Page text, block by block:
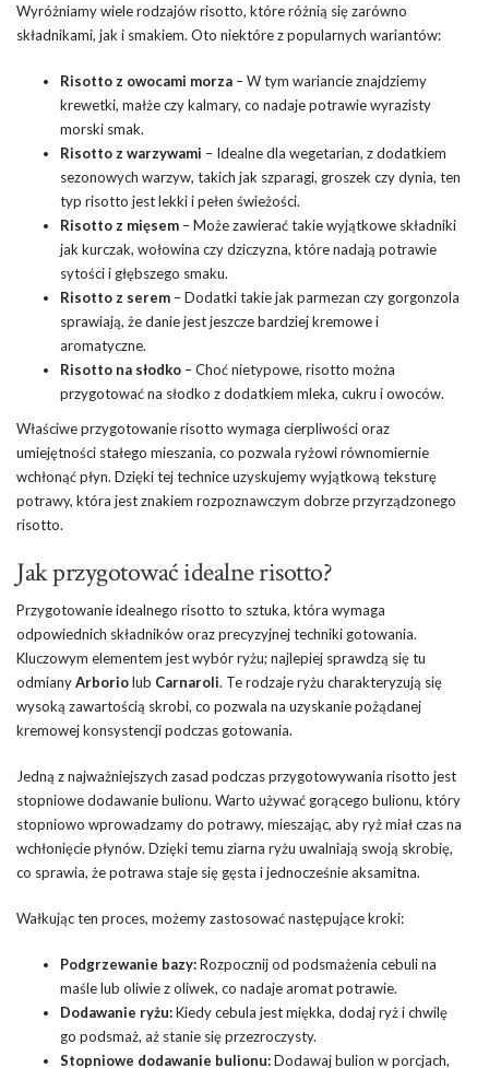
Wyróżniamy wiele rodzajów risotto, które różnią się zarówno
składnikami, jak i smakiem. Oto niektóre z popularnych wariantów:
Risotto z owocami morza – W tym wariancie znajdziemy
krewetki, małże czy kalmary, co nadaje potrawie wyrazisty
morski smak.
Risotto z warzywami – Idealne dla wegetarian, z dodatkiem
sezonowych warzyw, takich jak szparagi, groszek czy dynia, ten
typ risotto jest lekki i pełen świeżości.
Risotto z mięsem – Może zawierać takie wyjątkowe składniki
jak kurczak, wołowina czy dziczyzna, które nadają potrawie
sytości i głębszego smaku.
Risotto z serem – Dodatki takie jak parmezan czy gorgonzola
sprawiają, że danie jest jeszcze bardziej kremowe i
aromatyczne.
Risotto na słodko – Choć nietypowe, risotto można
przygotować na słodko z dodatkiem mleka, cukru i owoców.
Właściwe przygotowanie risotto wymaga cierpliwości oraz
umiejętności stałego mieszania, co pozwala ryżowi równomiernie
wchłonąć płyn. Dzięki tej technice uzyskujemy wyjątkową teksturę
potrawy, która jest znakiem rozpoznawczym dobrze przyrządzonego
risotto.
Jak przygotować idealne risotto?
Przygotowanie idealnego risotto to sztuka, która wymaga
odpowiednich składników oraz precyzyjnej techniki gotowania.
Kluczowym elementem jest wybór ryżu; najlepiej sprawdzą się tu
odmianyArboriolub Carnaroli. Te rodzaje ryżu charakteryzują się
wysoką zawartością skrobi, co pozwala na uzyskanie pożądanej
kremowej konsystencji podczas gotowania.
Jedną z najważniejszych zasad podczas przygotowywania risotto jest
stopniowe dodawanie bulionu. Warto używać gorącego bulionu, który
stopniowo wprowadzamy do potrawy, mieszając, aby ryż miał czas na
wchłonięcie płynów. Dzięki temu ziarna ryżu uwalniają swoją skrobię,
co sprawia, że potrawa staje się gęsta i jednocześnie aksamitna.
Wałkując ten proces, możemy zastosować następujące kroki:
Podgrzewanie bazy:Rozpocznij od podsmażenia cebuli na
maśle lub oliwie z oliwek, co nadaje aromat potrawie.
Dodawanie ryżu:Kiedy cebula jest miękka, dodaj ryż i chwilę
go podsmaż, aż stanie się przezroczysty.
Stopniowe dodawanie bulionu:Dodawaj bulion w porcjach,